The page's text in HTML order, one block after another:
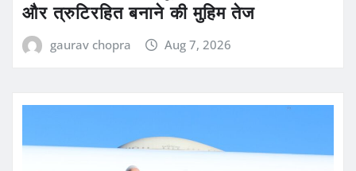
और त्रुटिरहित बनाने की मुहिम तेज
gaurav chopra Aug 7, 2026